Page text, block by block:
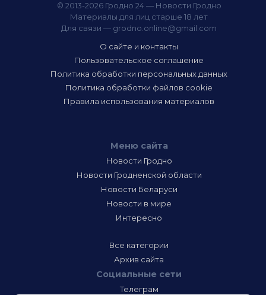
© 2013-2026 Гродно 24 — Новости Гродно
Материалы для лиц старше 18 лет
Для связи — grodno.online@gmail.com
О сайте и контакты
Пользовательское соглашение
Политика обработки персональных данных
Политика обработки файлов cookie
Правила использования материалов
Меню сайта
Новости Гродно
Новости Гродненской области
Новости Беларуси
Новости в мире
Интересно
Все категории
Архив сайта
Социальные сети
Телеграм